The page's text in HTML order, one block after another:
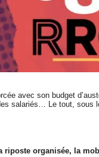
avec son budget
salariés… Le tout, sous
riposte organisée, la